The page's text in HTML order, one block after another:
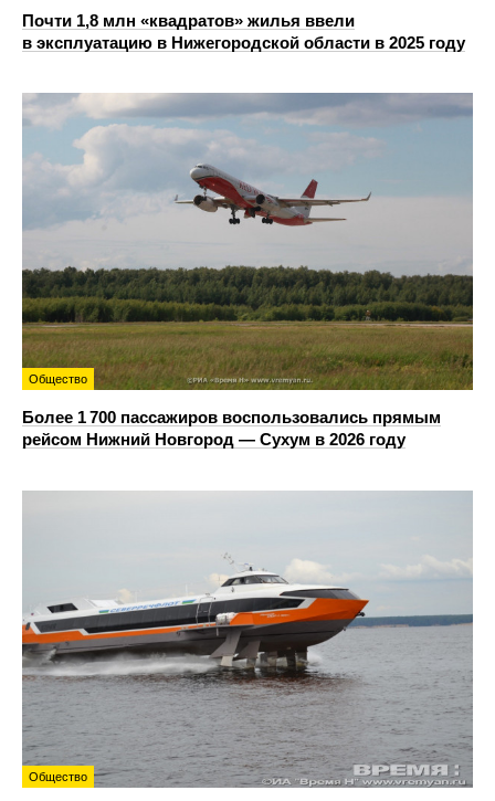
Почти 1,8 млн «квадратов» жилья ввели
в эксплуатацию в Нижегородской области в 2025 году
Общество
Более 1 700 пассажиров воспользовались прямым
рейсом Нижний Новгород — Сухум в 2026 году
Общество